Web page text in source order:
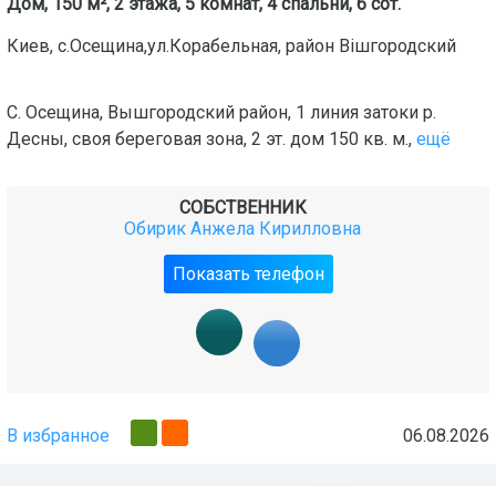
Киев, с.Осещина,ул.Корабельная, район Вішгородский
С. Осещина, Вышгородский район, 1 линия затоки р.
Десны, своя береговая зона, 2 эт. дом 150 кв. м., ещё
СОБСТВЕННИК
Обирик Анжела Кирилловна
Показать телефон
В избранное 06.08.2026